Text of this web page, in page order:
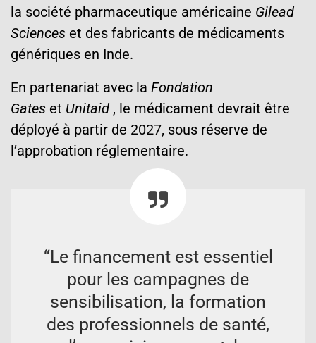
la société pharmaceutique américaine Gilead
Sciences et des fabricants de médicaments
génériques en Inde.
En partenariat avec la Fondation
Gates et Unitaid , le médicament devrait être
déployé à partir de 2027, sous réserve de
l’approbation réglementaire.
“Le financement est essentiel
pour les campagnes de
sensibilisation, la formation
des professionnels de santé,